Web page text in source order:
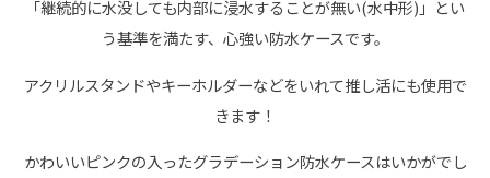
「継続的に水没しても内部に浸水することが無い(水中形)」とい
う基準を満たす、心強い防水ケースです。
アクリルスタンドやキーホルダーなどをいれて推し活にも使用で
きます！
かわいいピンクの入ったグラデーション防水ケースはいかがでし